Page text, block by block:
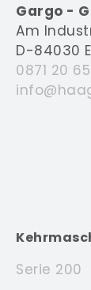
Gargo -
Am
D-84030
0871 20
Serie 200